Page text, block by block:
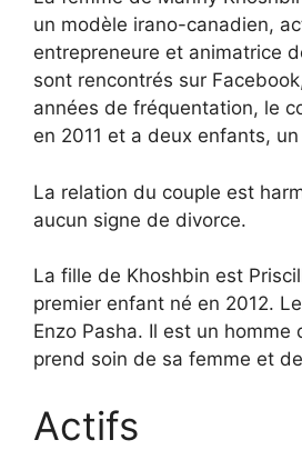
un modèle irano-canadien,
entrepreneure et animatrice
sont rencontrés sur
années de fréquentation, le
en 2011 et a deux enfants,
La relation du couple est
aucun signe de divorce.
La fille de Khoshbin est
premier enfant né en 2012.
Enzo Pasha. Il est un homme
prend soin de sa femme et
Actifs